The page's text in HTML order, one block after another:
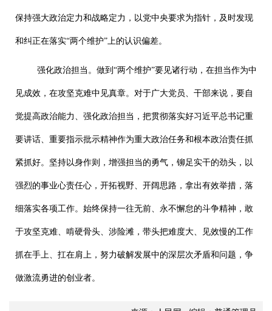
保持强大政治定力和战略定力，以党中央要求为指针，及时发现
和纠正在落实“两个维护”上的认识偏差。
强化政治担当。做到“两个维护”要见诸行动，在担当作为中
见成效，在攻坚克难中见真章。对于广大党员、干部来说，要自
觉提高政治能力、强化政治担当，把贯彻落实好习近平总书记重
要讲话、重要指示批示精神作为重大政治任务和根本政治责任抓
紧抓好。坚持以身作则，增强担当的勇气，铆足实干的劲头，以
强烈的事业心责任心，开拓视野、开阔思路，拿出有效举措，落
细落实各项工作。始终保持一往无前、永不懈怠的斗争精神，敢
于攻坚克难、啃硬骨头、涉险滩，带头把难度大、见效慢的工作
抓在手上、扛在肩上，努力破解发展中的深层次矛盾和问题，争
做激流勇进的创业者。